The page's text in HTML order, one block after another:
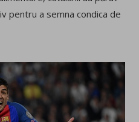
pentru a semna condica de